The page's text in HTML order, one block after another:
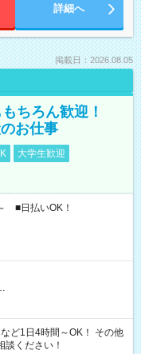
詳細へ
掲載日：2026.08.05
ちろん歓迎！
お仕事
大学生歓迎
■日払いOK！
4時間～OK！ その他
談ください！